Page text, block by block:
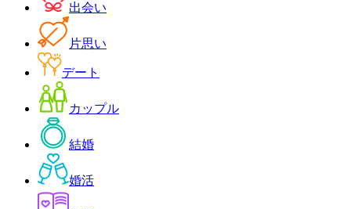
出会い
片思い
デート
カップル
結婚
婚活